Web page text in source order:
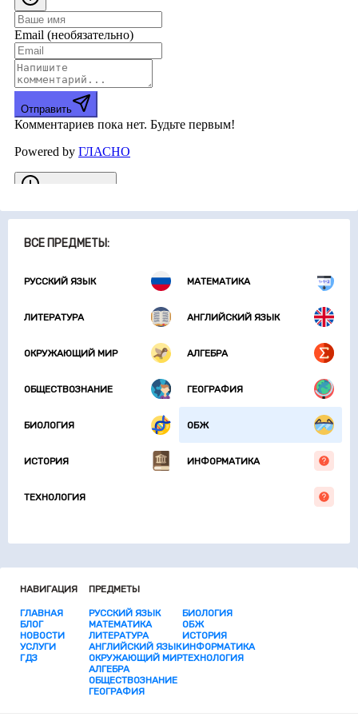
ВСЕ ПРЕДМЕТЫ:
РУССКИЙ ЯЗЫК МАТЕМАТИКА
ЛИТЕРАТУРА АНГЛИЙСКИЙ ЯЗЫК
ОКРУЖАЮЩИЙ МИР АЛГЕБРА
ОБЩЕСТВОЗНАНИЕ ГЕОГРАФИЯ
БИОЛОГИЯ ОБЖ
ИСТОРИЯ ИНФОРМАТИКА
ТЕХНОЛОГИЯ
НАВИГАЦИЯ
ГЛАВНАЯ
БЛОГ
НОВОСТИ
УСЛУГИ
ГДЗ
ПРЕДМЕТЫ
РУССКИЙ ЯЗЫК
МАТЕМАТИКА
ЛИТЕРАТУРА
АНГЛИЙСКИЙ ЯЗЫК
ОКРУЖАЮЩИЙ МИР
АЛГЕБРА
ОБЩЕСТВОЗНАНИЕ
ГЕОГРАФИЯ
БИОЛОГИЯ
ОБЖ
ИСТОРИЯ
ИНФОРМАТИКА
ТЕХНОЛОГИЯ